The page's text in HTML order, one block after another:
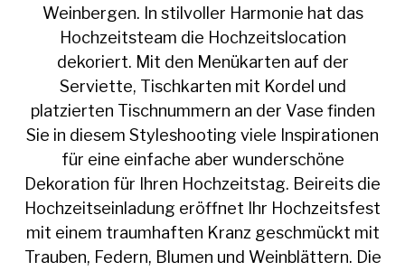
Weinbergen. In stilvoller Harmonie hat das
Hochzeitsteam die Hochzeitslocation
dekoriert. Mit den Menükarten auf der
Serviette, Tischkarten mit Kordel und
platzierten Tischnummern an der Vase finden
Sie in diesem Styleshooting viele Inspirationen
für eine einfache aber wunderschöne
Dekoration für Ihren Hochzeitstag. Beireits die
Hochzeitseinladung eröffnet Ihr Hochzeitsfest
mit einem traumhaften Kranz geschmückt mit
Trauben, Federn, Blumen und Weinblättern. Die